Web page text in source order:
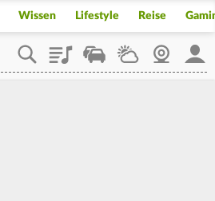
Wissen Lifestyle Reise
PlaylistStaupilotWetterWebcam